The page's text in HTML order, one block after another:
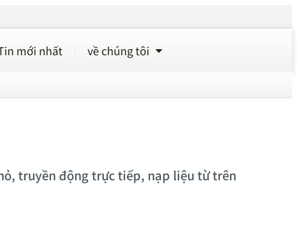
mới nhất về chúng tôi
truyền động trực tiếp, nạp liệu từ trên